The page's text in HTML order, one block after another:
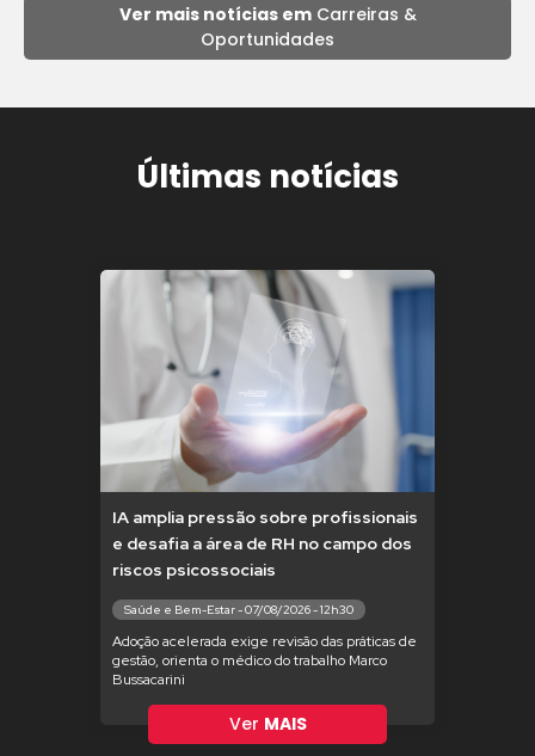
Ver mais notícias emCarreiras &
Oportunidades
Últimas notícias
IA amplia pressão sobre profissionais
e desafia a área de RH no campo dos
riscos psicossociais
Saúde e Bem-Estar - 07/08/2026 - 12h30
Adoção acelerada exige revisão das práticas de
gestão, orienta o médico do trabalho Marco
Bussacarini
Ver MAIS